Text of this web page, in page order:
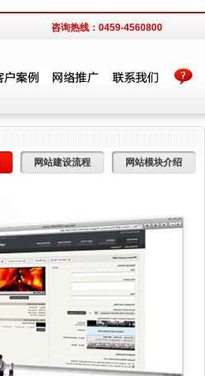
咨询热线：0459-4560800
网站建设流程 网站模块介绍